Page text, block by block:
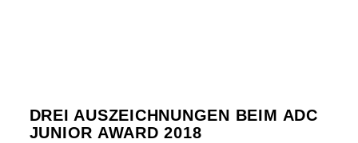
DREI AUSZEICHNUNGEN BEIM ADC
JUNIOR AWARD 2018